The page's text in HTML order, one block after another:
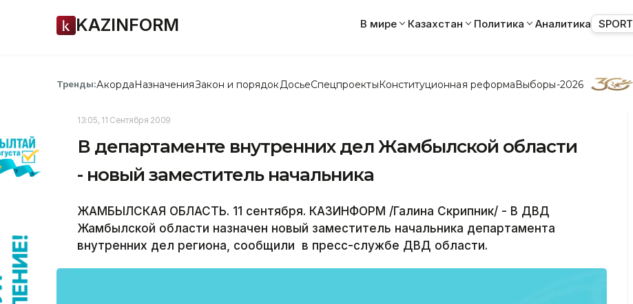
KAZINFORM В мире Казахстан Политика Аналитика SPORT
Тренды:АкордаНазначенияЗакон и порядок ДосьеСпецпроектыКонституционная реформаВыборы-2026
13:05, 11 Сентября 2009
В департаменте внутренних дел Жамбылской области
- новый заместитель начальника
ЖАМБЫЛСКАЯ ОБЛАСТЬ. 11 сентября. КАЗИНФОРМ /Галина Скрипник/ - В ДВД
Жамбылской области назначен новый заместитель начальника департамента
внутренних дел региона, сообщили в пресс-службе ДВД области.